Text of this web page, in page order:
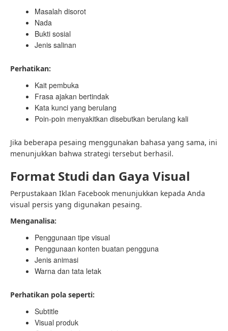
Masalah disorot
Nada
Bukti sosial
Jenis salinan
Perhatikan:
Kait pembuka
Frasa ajakan bertindak
Kata kunci yang berulang
Poin-poin menyakitkan disebutkan berulang kali
Jika beberapa pesaing menggunakan bahasa yang sama, ini
menunjukkan bahwa strategi tersebut berhasil.
Format Studi dan Gaya Visual
Perpustakaan Iklan Facebook menunjukkan kepada Anda
visual persis yang digunakan pesaing.
Menganalisa:
Penggunaan tipe visual
Penggunaan konten buatan pengguna
Jenis animasi
Warna dan tata letak
Perhatikan pola seperti:
Subtitle
Visual produk